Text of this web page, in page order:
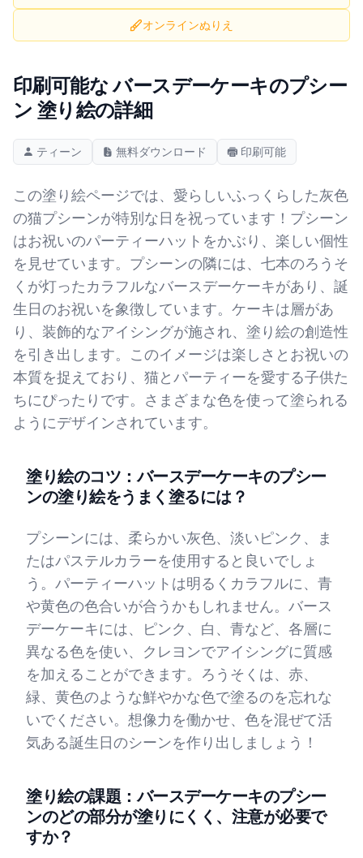
オンラインぬりえ
印刷可能な バースデーケーキのプシー
ン 塗り絵の詳細
ティーン 無料ダウンロード 印刷可能
この塗り絵ページでは、愛らしいふっくらした灰色
の猫プシーンが特別な日を祝っています！プシーン
はお祝いのパーティーハットをかぶり、楽しい個性
を見せています。プシーンの隣には、七本のろうそ
くが灯ったカラフルなバースデーケーキがあり、誕
生日のお祝いを象徴しています。ケーキは層があ
り、装飾的なアイシングが施され、塗り絵の創造性
を引き出します。このイメージは楽しさとお祝いの
本質を捉えており、猫とパーティーを愛する子供た
ちにぴったりです。さまざまな色を使って塗られる
ようにデザインされています。
塗り絵のコツ：バースデーケーキのプシー
ンの塗り絵をうまく塗るには？
プシーンには、柔らかい灰色、淡いピンク、ま
たはパステルカラーを使用すると良いでしょ
う。パーティーハットは明るくカラフルに、青
や黄色の色合いが合うかもしれません。バース
デーケーキには、ピンク、白、青など、各層に
異なる色を使い、クレヨンでアイシングに質感
を加えることができます。ろうそくは、赤、
緑、黄色のような鮮やかな色で塗るのを忘れな
いでください。想像力を働かせ、色を混ぜて活
気ある誕生日のシーンを作り出しましょう！
塗り絵の課題：バースデーケーキのプシー
ンのどの部分が塗りにくく、注意が必要で
すか？